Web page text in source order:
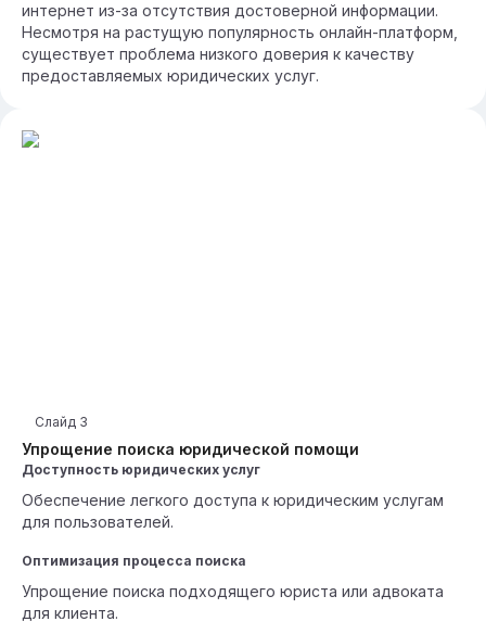
интернет из-за отсутствия достоверной информации.
Несмотря на растущую популярность онлайн-платформ,
существует проблема низкого доверия к качеству
предоставляемых юридических услуг.
Упрощение поиска юридической помощи
Слайд 3
Доступность юридических услуг
Обеспечение легкого доступа к юридическим услугам
для пользователей.
Оптимизация процесса поиска
Упрощение поиска подходящего юриста или адвоката
для клиента.